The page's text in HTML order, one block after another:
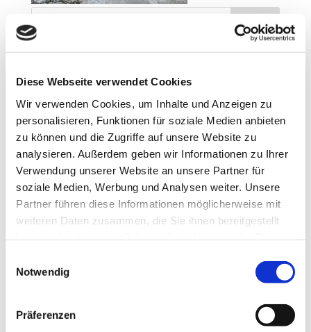
Diese Webseite verwendet Cookies
Wir verwenden Cookies, um Inhalte und Anzeigen zu
personalisieren, Funktionen für soziale Medien anbieten
zu können und die Zugriffe auf unsere Website zu
analysieren. Außerdem geben wir Informationen zu Ihrer
Verwendung unserer Website an unsere Partner für
soziale Medien, Werbung und Analysen weiter. Unsere
Partner führen diese Informationen möglicherweise mit
weiteren Daten zusammen, die Sie ihnen bereitgestellt
Notwendig
Präferenzen
Teilnahme am Clean Advantage Programm
Lehrstellen 2026
Besuch bei ABA Holz
Jobmesse in Penzberg
Unsere Azubis 2025
Neueste Kommentare
Archiv
Februar 2026
September 2025